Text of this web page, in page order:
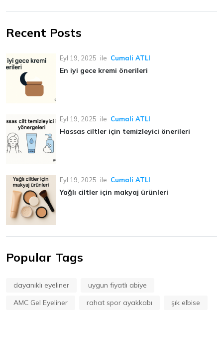
Recent Posts
Eyl 19, 2025 ile Cumali ATLI
En iyi gece kremi önerileri
Eyl 19, 2025 ile Cumali ATLI
Hassas ciltler için temizleyici önerileri
Eyl 19, 2025 ile Cumali ATLI
Yağlı ciltler için makyaj ürünleri
Popular Tags
dayanıklı eyeliner
uygun fiyatlı abiye
AMC Gel Eyeliner
rahat spor ayakkabı şık elbise